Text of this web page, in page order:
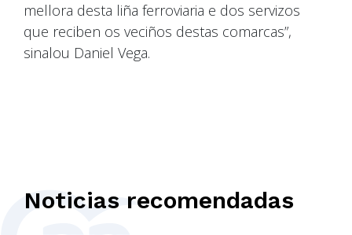
mellora desta liña ferroviaria e dos servizos
que reciben os veciños destas comarcas”,
sinalou Daniel Vega.
Noticias recomendadas